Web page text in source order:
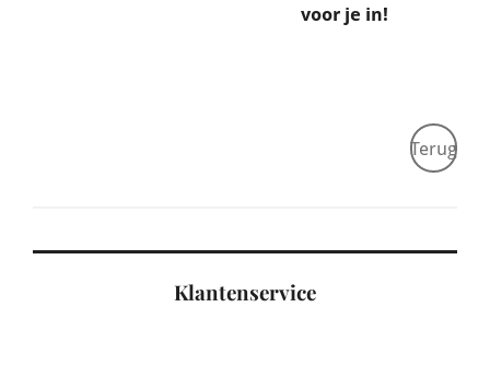
voor je in!
Terug
Klantenservice